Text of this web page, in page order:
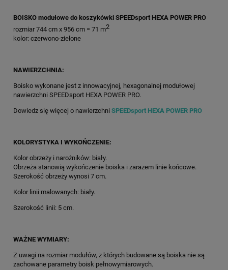
BOISKO modułowe do koszykówki SPEEDsport HEXA POWER PRO
rozmiar 744 cm x 956 cm = 71 m2
kolor: czerwono-zielone
NAWIERZCHNIA:
Boisko wykonane jest z innowacyjnej, hexagonalnej modułowej
nawierzchni SPEEDsport HEXA POWER PRO.
Dowiedz się więcej o nawierzchni SPEEDsport HEXA POWER PRO
KOLORYSTYKA I WYKOŃCZENIE:
Kolor obrzeży i narożników: biały.
Obrzeża stanowią wykończenie boiska i zarazem linie końcowe.
Szerokość obrzeży wynosi 7 cm.
Kolor linii malowanych: biały.
Szerokość linii: 5 cm.
WAŻNE WYMIARY:
Z uwagi na rozmiar modułów, z których budowane są boiska nie są
zachowane parametry boisk pełnowymiarowych.